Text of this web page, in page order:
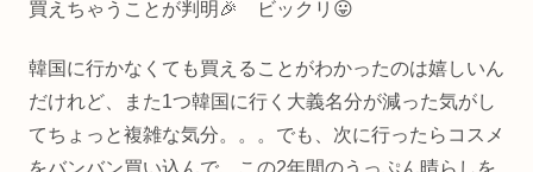
買えちゃうことが判明🎉 ビックリ😛
韓国に行かなくても買えることがわかったのは嬉しいん
だけれど、また1つ韓国に行く大義名分が減った気がし
てちょっと複雑な気分。。。でも、次に行ったらコスメ
をバンバン買い込んで、この2年間のうっぷん晴らしを